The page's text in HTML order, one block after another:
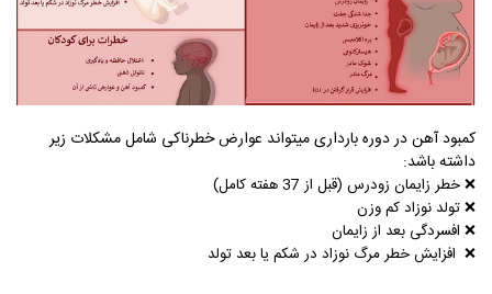
کمبود آهن در دوره بارداری میتواند عوارض خطرناکی شامل مشکلات زیر
داشته باشد:
❌ خطر زایمان زودرس (قبل از 37 هفته کامل)
❌تولد نوزاد کم وزن
❌ افسردگی بعد از زایمان
❌ افزایش خطر مرگ نوزاد در شکم یا بعد تولد